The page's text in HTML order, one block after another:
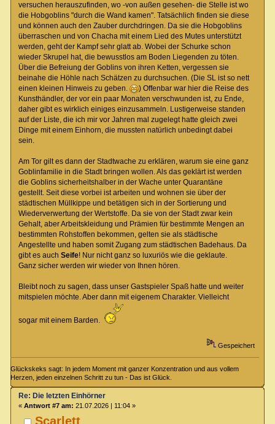
versuchen herauszufinden, wo -von außen gesehen- die Stelle ist wo
die Hobgoblins "durch die Wand kamen". Tatsächlich finden sie diese
und können auch den Zauber durchdringen. Da sie die Hobgoblins
überraschen und von Chacha mit einem Lied des Mutes unterstützt
werden, geht der Kampf sehr glatt ab. Wobei der Schurke schon
wieder Skrupel hat, die bewusstlos am Boden Liegenden zu töten.
Über die Befreiung der Goblins von ihren Ketten, vergessen sie
beinahe die Höhle nach Schätzen zu durchsuchen. (Die SL ist so nett
einen kleinen Hinweis zu geben.
) Offenbar war hier die Reise des
Kunsthändler, der vor ein paar Monaten verschwunden ist, zu Ende,
daher gibt es wirklich einiges einzusammeln. Lustigerweise standen
auf der Liste, die ich mir vor Jahren mal zugelegt hatte gleich zwei
Dinge mit einem Einhorn, die mussten natürlich unbedingt dabei
sein.
Am Tor gilt es dann der Stadtwache zu erklären, warum sie eine ganz
Goblinfamilie in die Stadt bringen wollen. Als das geklärt ist werden
die Goblins sicherheitshalber in der Wache unter Quarantäne
gestellt. Seit diese vorbei ist arbeiten und wohnen sie über der
städtischen Müllkippe und betätigen sich in der Sortierung und
Wiederverwertung der Wertstoffe. Da sie von der Stadt zwar kein
Gehalt, aber Arbeitskleidung und Prämien für bestimmte Mengen an
bestimmten Rohstoffen bekommen, gelten sie als städtische
Angestellte und haben somit Zugang zum städtischen Badehaus. Da
gibt es auch Seife! Nur nicht ganz so luxuriös wie die geklaute.
Ganz sicher werden wir wieder von Ihnen hören.
Bleibt noch zu sagen, dass unser Gastspieler Spaß hatte und weiter
mitspielen möchte. Aber dann mit eigenem Charakter. Vielleicht
sogar mit einem Barden.
Gespeichert
Glückskeks sagt: In jedem Moment mit ganzer Konzentration und aus vollem
Herzen, jeden einzelnen Schritt zu tun - Das ist Glück.
Scarlett
Re: Die letzten Einhörner
« Antwort #7 am: 21.07.2026 | 11:04 »